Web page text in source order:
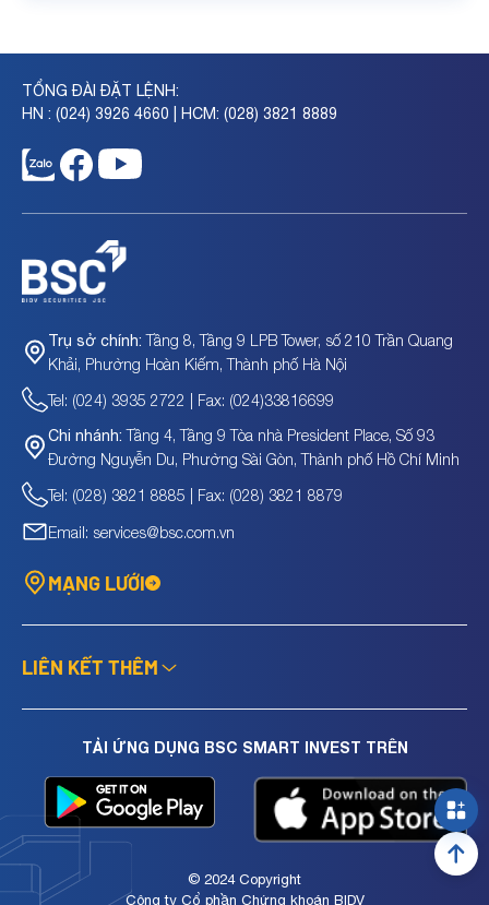
TỔNG ĐÀI ĐẶT LỆNH:
HN : (024) 3926 4660 | HCM: (028) 3821 8889
Trụ sở chính: Tầng 8, Tầng 9 LPB Tower, số 210 Trần Quang
Khải, Phường Hoàn Kiếm, Thành phố Hà Nội
Tel: (024) 3935 2722 | Fax: (024)33816699
Chi nhánh: Tầng 4, Tầng 9 Tòa nhà President Place, Số 93
Đường Nguyễn Du, Phường Sài Gòn, Thành phố Hồ Chí Minh
Tel: (028) 3821 8885 | Fax: (028) 3821 8879
Email: services@bsc.com.vn
MẠNG LƯỚI
LIÊN KẾT THÊM
TẢI ỨNG DỤNG BSC SMART INVEST TRÊN
© 2024 Copyright
Công ty Cổ phần Chứng khoán BIDV